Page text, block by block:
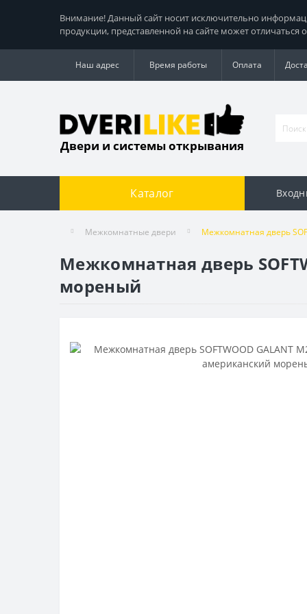
Внимание! Данный сайт носит исключительно
продукции, представленной на сайте может
Наш адрес Время работы Оплата
Двери и системы открывания
Каталог
Межкомнатные двери Межкомнатная дверь
Межкомнатная дверь
мореный